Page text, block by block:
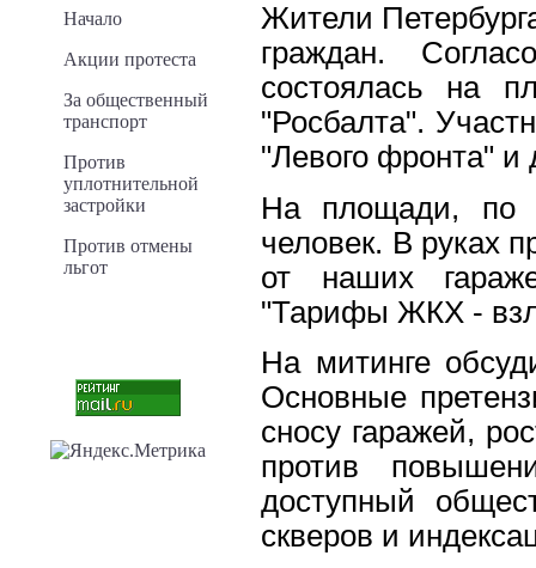
Начало
Акции протеста
За общественный
транспорт
Против
уплотнительной
застройки
Против отмены
льгот
Жители
граждан.
состоялась на
"Росбалта".
"Левого фронта"
На площади, по
человек. В руках
от наших
"Тарифы ЖКХ -
На митинге
Основные
сносу гаражей,
против
доступный
скверов и